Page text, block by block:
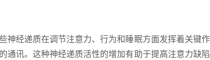
经递质在调节注意力、行为和睡眠方面发挥着关键
讯。这种神经递质活性的增加有助于提高注意力缺陷